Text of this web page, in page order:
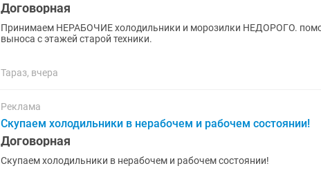
Договорная
Принимаем НЕРАБОЧИЕ холодильники и морозилки НЕДОРОГО.
выноса с этажей старой техники.
Тараз, вчера
Реклама
Скупаем холодильники в нерабочем и рабочем состоянии!
Договорная
Скупаем холодильники в нерабочем и рабочем состоянии!